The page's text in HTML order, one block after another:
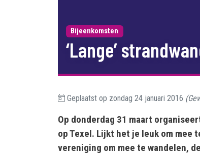
Bijeenkomsten
‘Lange’
Geplaatst op zondag 24 januari 2016
Op donderdag 31 maart
op Texel. Lijkt het je leuk om mee
vereniging om mee te wandelen,